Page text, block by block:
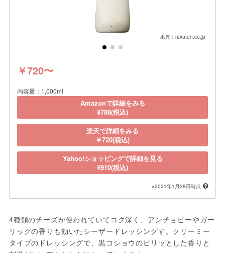
出典：rakuten.co.jp
￥720〜
内容量：1,000ml
Amazonで詳細をみる
¥788(税込)
楽天で詳細をみる
￥720(税込)
Yahoo!ショッピングで詳細を見る
¥910(税込)
※2021年1月28日時点
4種類のチーズが使われていてコク深く、アンチョビーやガー
リックの香りも効いたシーザードレッシングす。クリーミー
タイプのドレッシングで、黒コショウのピリッとした香りと